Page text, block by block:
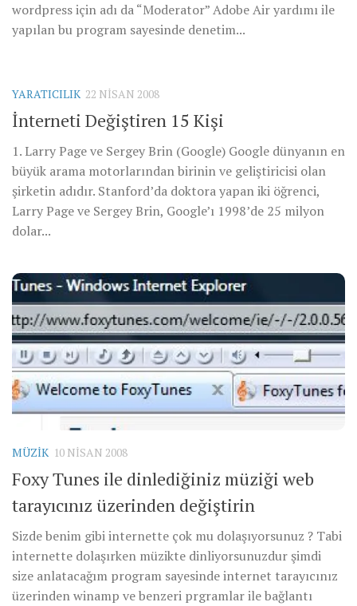
wordpress için adı da “Moderator” Adobe Air yardımı ile
yapılan bu program sayesinde denetim...
YARATICILIK 22 NISAN 2008
İnterneti Değiştiren 15 Kişi
1. Larry Page ve Sergey Brin (Google) Google dünyanın en
büyük arama motorlarından birinin ve geliştiricisi olan
şirketin adıdır. Stanford’da doktora yapan iki öğrenci,
Larry Page ve Sergey Brin, Google’ı 1998’de 25 milyon
dolar...
MÜZIK 10 NISAN 2008
Foxy Tunes ile dinlediğiniz müziği web
tarayıcınız üzerinden değiştirin
Sizde benim gibi internette çok mu dolaşıyorsunuz ? Tabi
internette dolaşırken müzikte dinliyorsunuzdur şimdi
size anlatacağım program sayesinde internet tarayıcınız
üzerinden winamp ve benzeri prgramlar ile bağlantı